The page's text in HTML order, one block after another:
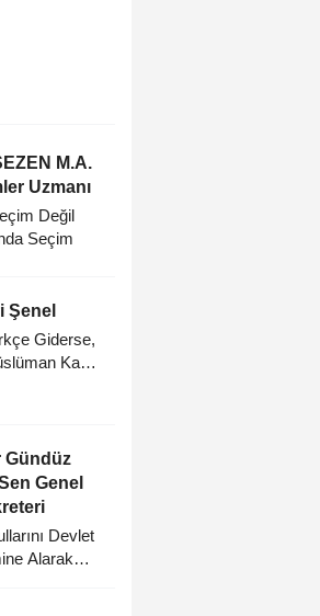
M.A.
Uzmanı
Değil
Seçim
Şenel
Giderse,
Kalır
Gündüz
Genel
Devlet
Alarak